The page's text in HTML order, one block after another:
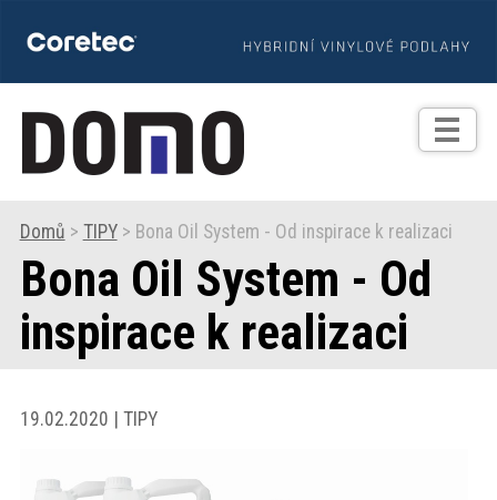
TIPY
Zprávy
Praxe
Fotogalerie
Produkty
Prodejní
Domů > TIPY> Bona Oil System - Od inspirace k realizaci
Bona Oil System - Od
inspirace k realizaci
19.02.2020 | TIPY